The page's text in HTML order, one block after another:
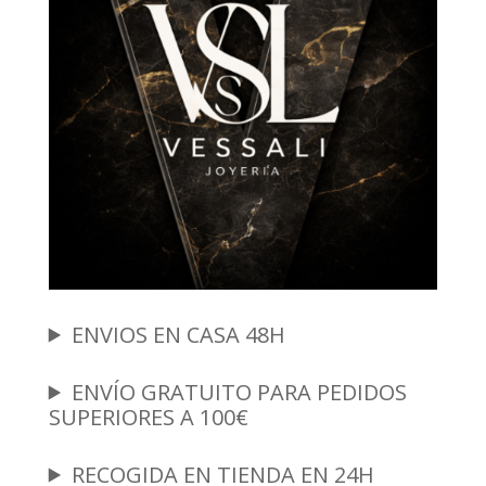
ENVIOS EN CASA 48H
ENVÍO GRATUITO PARA PEDIDOS
SUPERIORES A 100€
RECOGIDA EN TIENDA EN 24H